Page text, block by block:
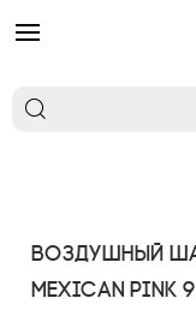
Воздушный
MEXICAN PINK